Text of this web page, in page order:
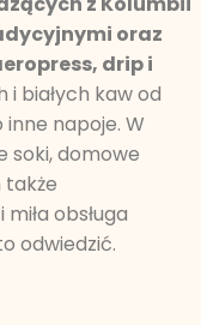
oraz
drip i
białych kaw od
napoje. W
soki, domowe
także
obsługa
odwiedzić.